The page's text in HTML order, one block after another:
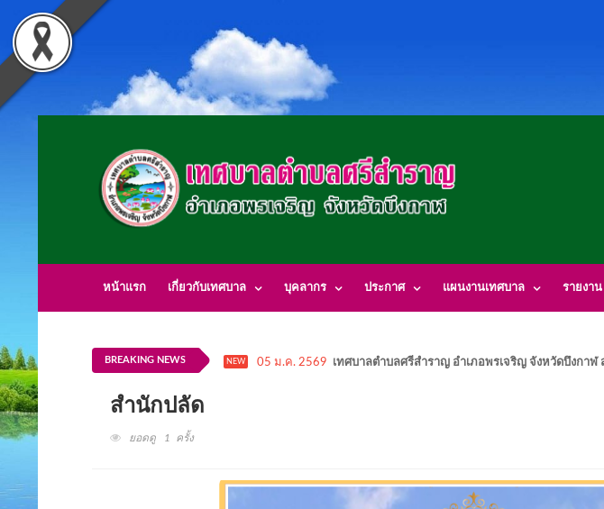
หน้าแรก เกี่ยวกับเทศบาล บุคลากร ประกาศ แผนงานเทศบาล รายงาน
BREAKING NEWS NEW 05 ม.ค. 2569 เทศบาลตำบลศรีสำราญ อำเภอพรเจริญ จังหวัดบึงกา
สำนักปลัด
ยอดดู 1 ครั้ง